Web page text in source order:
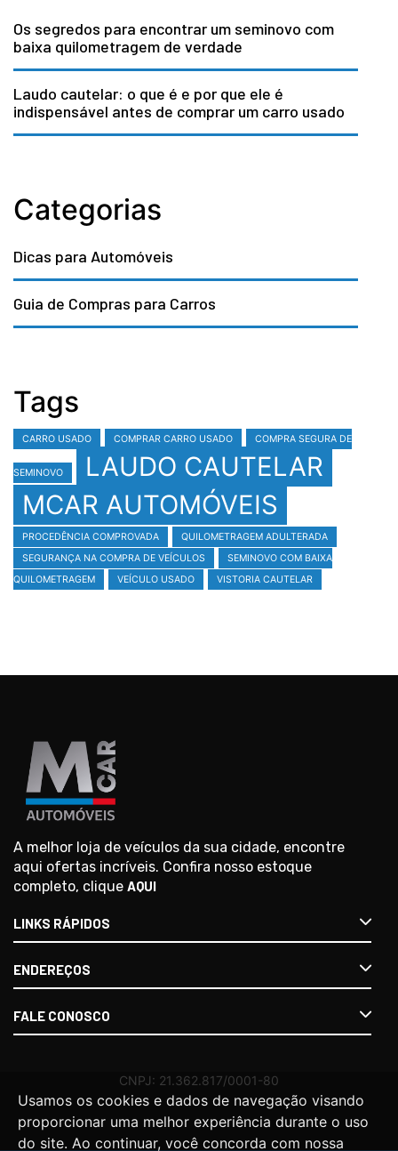
Usamos os cookies e dados de navegação visando
proporcionar uma melhor experiência durante o uso
do site. Ao continuar, você concorda com nossa
Os segredos para encontrar um seminovo com
baixa quilometragem de verdade
Laudo cautelar: o que é e por que ele é
indispensável antes de comprar um carro usado
Categorias
Dicas para Automóveis
Guia de Compras para Carros
Tags
CARRO USADO COMPRAR CARRO USADO COMPRA SEGURA DE
SEMINOVO
LAUDO CAUTELAR
MCAR AUTOMÓVEIS
PROCEDÊNCIA COMPROVADA
QUILOMETRAGEM ADULTERADA
SEGURANÇA NA COMPRA DE VEÍCULOS
SEMINOVO COM BAIXA
QUILOMETRAGEM
VEÍCULO USADO VISTORIA CAUTELAR
A melhor loja de veículos da sua cidade, encontre
aqui ofertas incríveis. Confira nosso estoque
completo, clique AQUI
LINKS RÁPIDOS
ENDEREÇOS
FALE CONOSCO